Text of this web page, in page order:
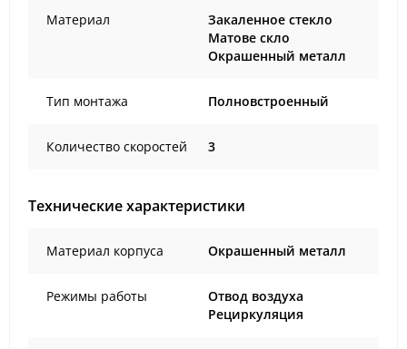
Материал
Закаленное стекло
Матове скло
Окрашенный металл
Тип монтажа Полновстроенный
Количество скоростей 3
Технические характеристики
Материал корпуса Окрашенный металл
Режимы работы
Отвод воздуха
Рециркуляция